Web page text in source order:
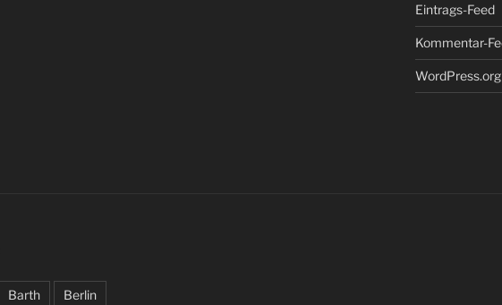
Eintrags-Feed
Kommentar-
WordPress.org
Barth Berlin